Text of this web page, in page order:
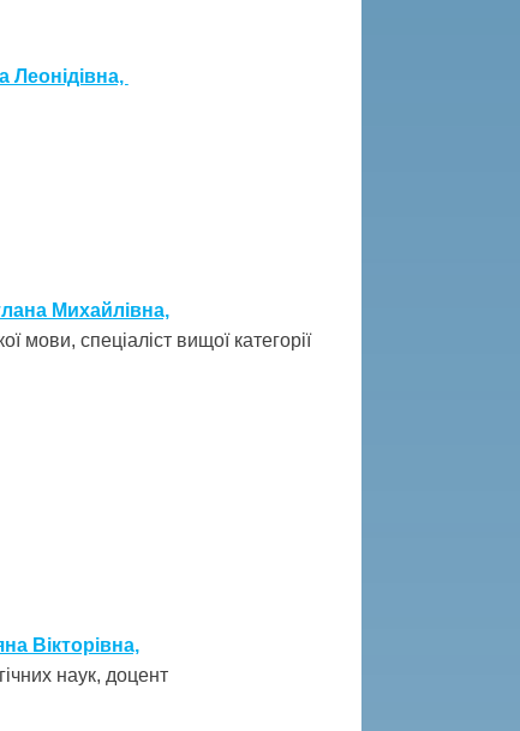
Леонідівна,
Михайлівна,
мови, спеціаліст вищої категорії
Вікторівна,
наук, доцент